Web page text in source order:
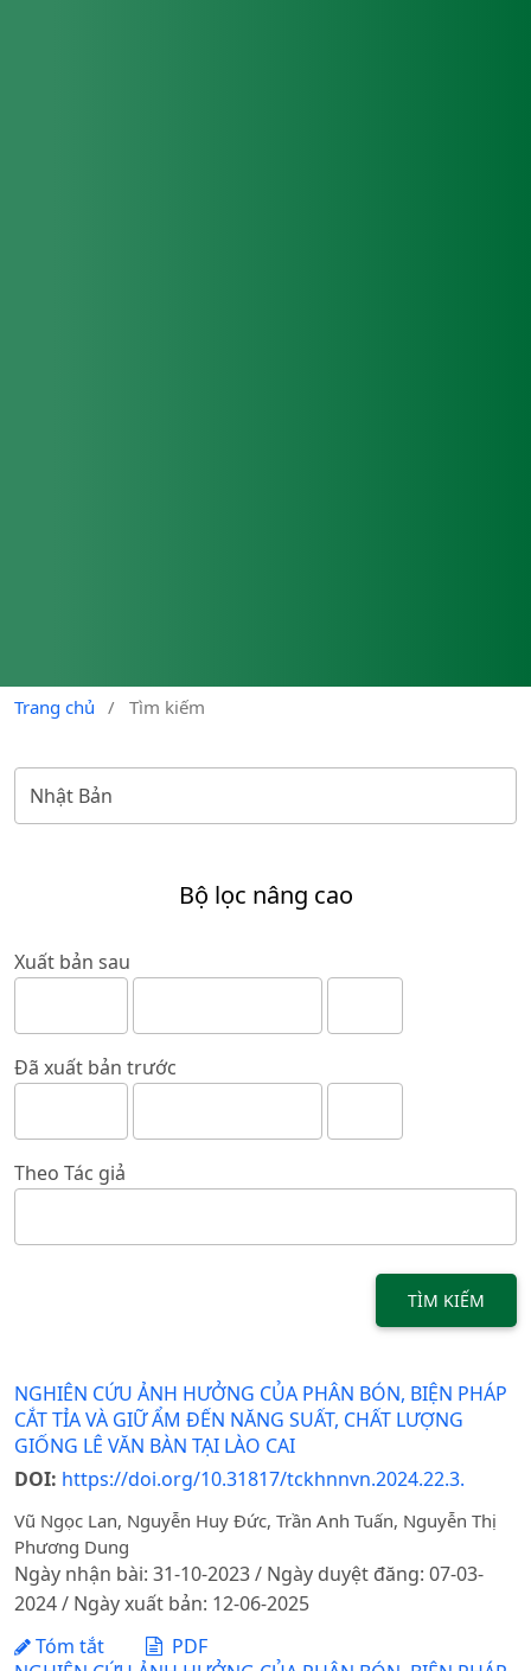
Trang chủ / Tìm kiếm
Bộ lọc nâng cao
Xuất bản sau
Đã xuất bản trước
Theo Tác giả
TÌM KIẾM
NGHIÊN CỨU ẢNH HƯỞNG CỦA PHÂN BÓN, BIỆN PHÁP
CẮT TỈA VÀ GIỮ ẨM ĐẾN NĂNG SUẤT, CHẤT LƯỢNG
GIỐNG LÊ VĂN BÀN TẠI LÀO CAI
DOI: https://doi.org/10.31817/tckhnnvn.2024.22.3.
Vũ Ngọc Lan, Nguyễn Huy Đức, Trần Anh Tuấn, Nguyễn Thị
Phương Dung
Ngày nhận bài: 31-10-2023 / Ngày duyệt đăng: 07-03-
2024 / Ngày xuất bản: 12-06-2025
Tóm tắt
PDF